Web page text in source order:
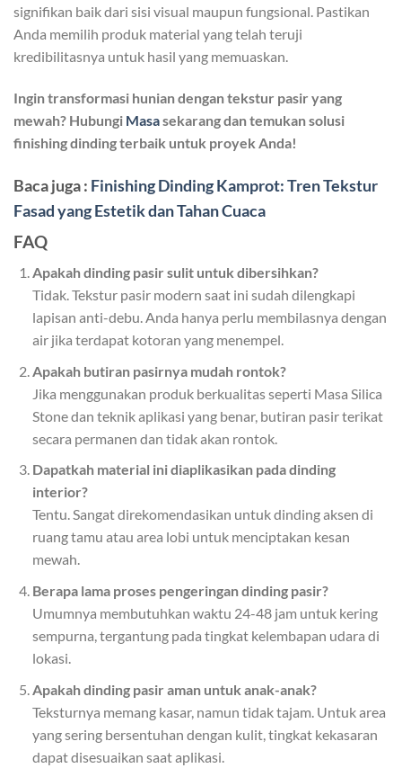
signifikan baik dari sisi visual maupun fungsional. Pastikan
Anda memilih produk material yang telah teruji
kredibilitasnya untuk hasil yang memuaskan.
Ingin transformasi hunian dengan tekstur pasir yang
mewah? Hubungi Masasekarang dan temukan solusi
finishing dinding terbaik untuk proyek Anda!
Baca juga : Finishing Dinding Kamprot: Tren Tekstur
Fasad yang Estetik dan Tahan Cuaca
FAQ
Apakah dinding pasir sulit untuk dibersihkan?
Tidak. Tekstur pasir modern saat ini sudah dilengkapi
lapisan anti-debu. Anda hanya perlu membilasnya dengan
air jika terdapat kotoran yang menempel.
Apakah butiran pasirnya mudah rontok?
Jika menggunakan produk berkualitas seperti Masa Silica
Stone dan teknik aplikasi yang benar, butiran pasir terikat
secara permanen dan tidak akan rontok.
Dapatkah material ini diaplikasikan pada dinding
interior?
Tentu. Sangat direkomendasikan untuk dinding aksen di
ruang tamu atau area lobi untuk menciptakan kesan
mewah.
Berapa lama proses pengeringan dinding pasir?
Umumnya membutuhkan waktu 24-48 jam untuk kering
sempurna, tergantung pada tingkat kelembapan udara di
lokasi.
Apakah dinding pasir aman untuk anak-anak?
Teksturnya memang kasar, namun tidak tajam. Untuk area
yang sering bersentuhan dengan kulit, tingkat kekasaran
dapat disesuaikan saat aplikasi.